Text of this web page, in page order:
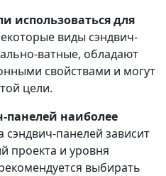
использоваться для
виды сэндвич-
ватные, обладают
свойствами и могут
цели.
панелей наиболее
панелей зависит
проекта и уровня
выбирать